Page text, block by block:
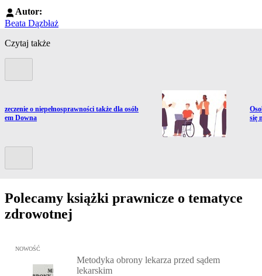
Autor:
Beata Dązbłaż
Czytaj także
do artykułu:o niepełnosprawności także dla osób
Downa
się
Polecamy książki prawnicze o tematyce
zdrowotnej
Przejdź do: Metodyka obrony lekarza przed sądem lekarskim,
NOWOŚĆ
Metodyka obrony lekarza przed sądem
lekarskim